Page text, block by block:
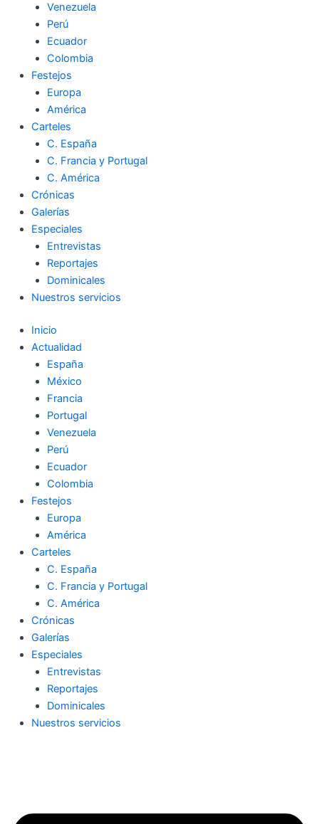
Venezuela
Perú
Ecuador
Colombia
Festejos
Europa
América
Carteles
C. España
C. Francia y Portugal
C. América
Crónicas
Galerías
Especiales
Entrevistas
Reportajes
Dominicales
Nuestros servicios
Inicio
Actualidad
España
México
Francia
Portugal
Venezuela
Perú
Ecuador
Colombia
Festejos
Europa
América
Carteles
C. España
C. Francia y Portugal
C. América
Crónicas
Galerías
Especiales
Entrevistas
Reportajes
Dominicales
Nuestros servicios